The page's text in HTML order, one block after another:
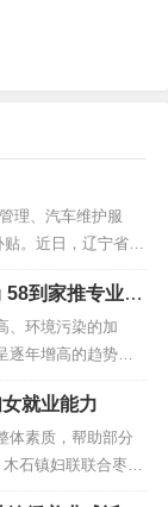
理、汽车维护服
。近日，辽宁省人
训工作作出部
58到家推专业培
、环境污染的加
逐年增高的趋势。
中，螨虫是最普
过敏，还可诱发
就业能力
体素质，帮助部分
石镇妇联联合枣庄
开展新农村新生活